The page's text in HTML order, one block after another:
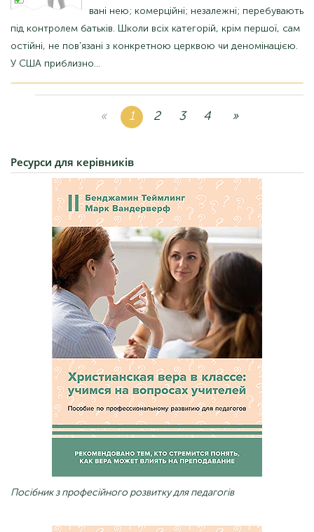
вані нею; комерційні; незалежні; перебувають
під контролем батьків. Школи всіх категорій, крім першої, сам
остійні, не пов'язані з конкретною церквою чи деномінацією.
У США приблизно...
« 1 2 3 4 »
Ресурси для керівників
Посібник з професійного розвитку для педагогів